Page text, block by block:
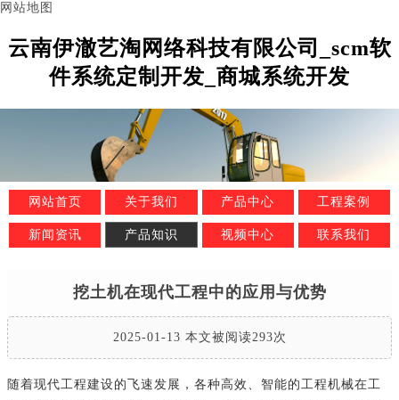
网站地图
云南伊澈艺淘网络科技有限公司_scm软
件系统定制开发_商城系统开发
网站首页 关于我们 产品中心 工程案例
新闻资讯 产品知识 视频中心 联系我们
挖土机在现代工程中的应用与优势
2025-01-13 本文被阅读293次
随着现代工程建设的飞速发展，各种高效、智能的工程机械在工